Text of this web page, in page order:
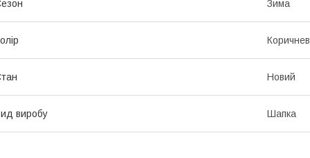
Зима
Новий
виробу Шапка